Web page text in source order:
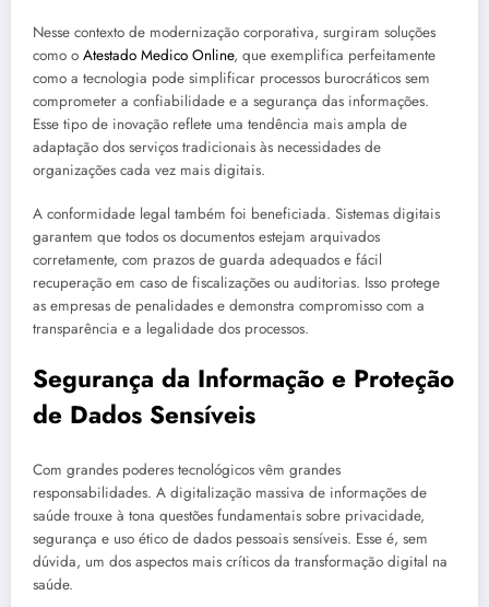
Nesse contexto de modernização corporativa, surgiram soluções
como o Atestado Medico Online, que exemplifica perfeitamente
como a tecnologia pode simplificar processos burocráticos sem
comprometer a confiabilidade e a segurança das informações.
Esse tipo de inovação reflete uma tendência mais ampla de
adaptação dos serviços tradicionais às necessidades de
organizações cada vez mais digitais.
A conformidade legal também foi beneficiada. Sistemas digitais
garantem que todos os documentos estejam arquivados
corretamente, com prazos de guarda adequados e fácil
recuperação em caso de fiscalizações ou auditorias. Isso protege
as empresas de penalidades e demonstra compromisso com a
transparência e a legalidade dos processos.
Segurança da Informação e Proteção
de Dados Sensíveis
Com grandes poderes tecnológicos vêm grandes
responsabilidades. A digitalização massiva de informações de
saúde trouxe à tona questões fundamentais sobre privacidade,
segurança e uso ético de dados pessoais sensíveis. Esse é, sem
dúvida, um dos aspectos mais críticos da transformação digital na
saúde.